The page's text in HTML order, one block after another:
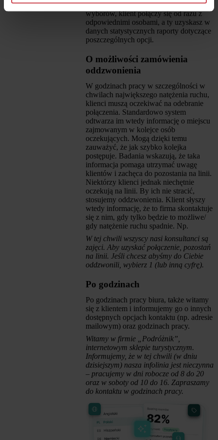
Dzięki zastosowaniu tonowych
wyborów, klient połączy się od razu z
odpowiednimi osobami, a ty uzyskasz w
danych statystycznych raporty dotyczące
poszczególnych opcji.
O możliwości zamówienia
oddzwonienia
W godzinach pracy w szczególności w
chwilach największego natężenia ruchu,
klienci muszą oczekiwać na odebranie
połączenia. Standardowo system
odtwarza im wtedy informację o miejscu
zajmowanym w kolejce osób
oczekujących. Mogą dzięki temu
zauważyć, że jak szybko kolejka
postępuje. Badania wskazują, że taka
informacja pomaga utrzymać uwagę
klientów i zachęca do pozostania na linii.
Niektórzy klienci jednak niechętnie
oczekują na linii. By ich nie stracić,
stosujemy oddzwonienia. Klient słyszy
wtedy informację, że to firma skontaktuje
się z nim, gdy tylko będzie to możliwe/
gdy natężenie ruchu spadnie. Np.
W tej chwili wszyscy nasi konsultanci są
zajęci. Aby uzyskać połączenie, pozostań
na linii. Jeśli chcesz abyśmy do Ciebie
oddzwonili, wybierz 1 (lub inną cyfrę).
Po godzinach
Po godzinach pracy biura, także witamy
się z klientem i informujemy go o innych
dostępnych opcjach kontaktu (np. adresie
mailowym) oraz godzinach pracy.
Witamy w firmie „Podróżnik”,
internetowym sklepie turystycznym.
Informujemy, że w tej chwili (w dniu
dzisiejszym) nasza infolinia jest nieczynna
– pracujemy w dni robocze od 8 do 20
oraz w soboty od 10 do 16. Zapraszamy
do kontaktu w godzinach pracy.